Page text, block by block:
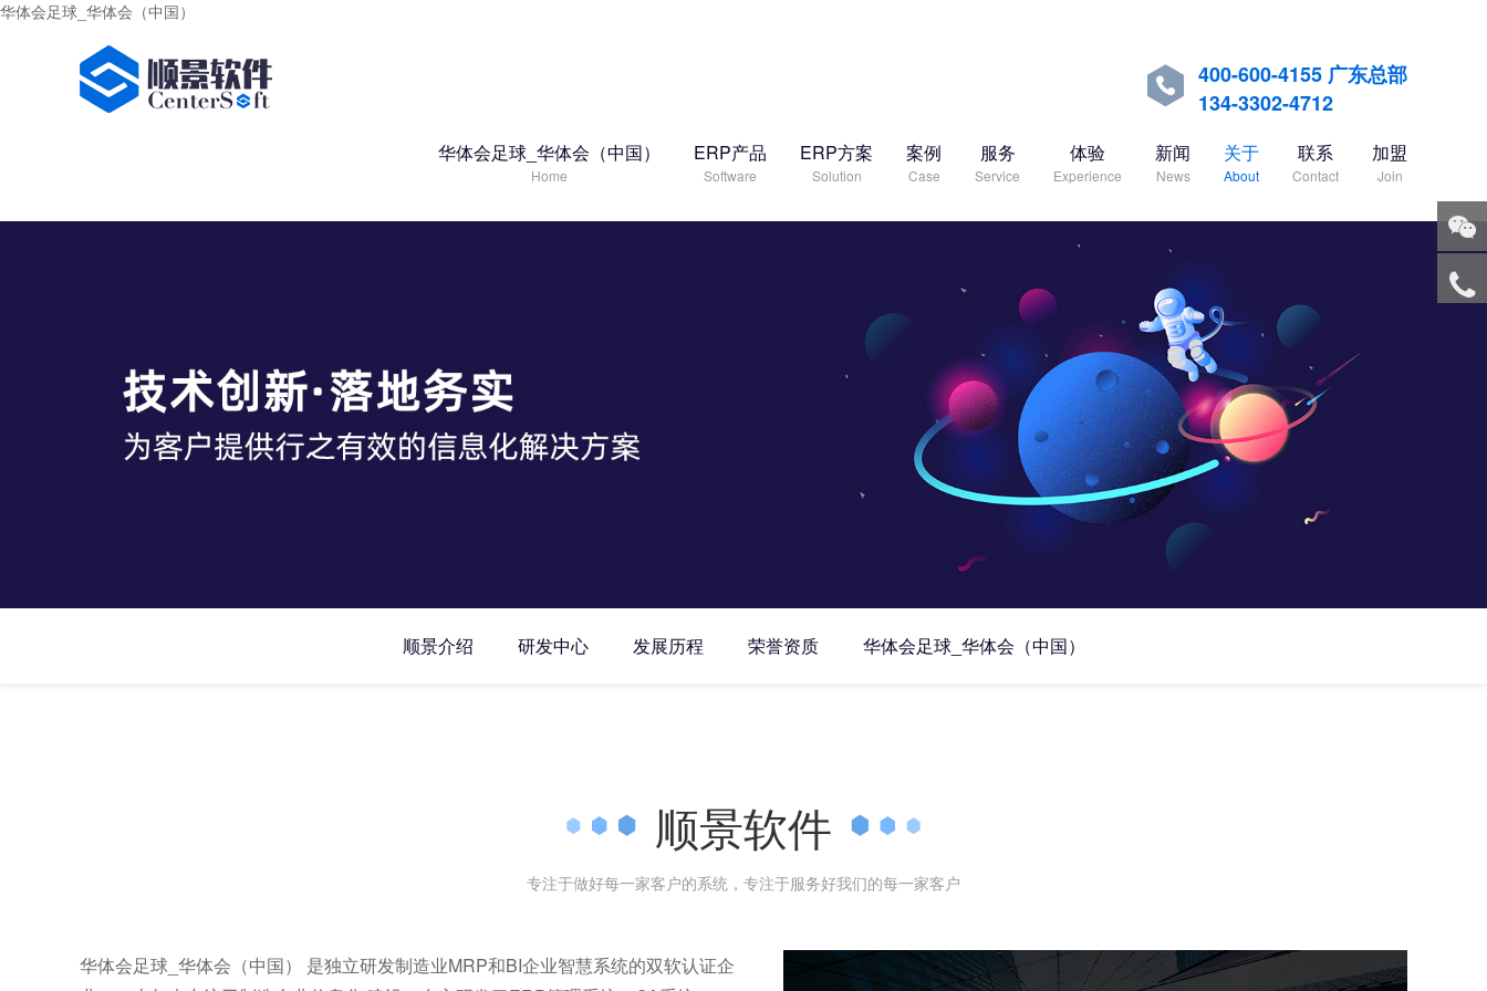
华体会足球_华体会（中国）

400-600-4155 广东总部
134-3302-4712
华体会足球_华体会（中国）
Home
ERP产品
Software
ERP方案
Solution
案例
Case
服务
Service
体验
Experience
新闻
News
关于
About
联系
Contact
加盟
Join
顺景介绍 研发中心 发展历程 荣誉资质 华体会足球_华体会（中国）
顺景软件
专注于做好每一家客户的系统，专注于服务好我们的每一家客户
华体会足球_华体会（中国） 是独立研发制造业MRP和BI企业智慧系统的双软认证企
微信